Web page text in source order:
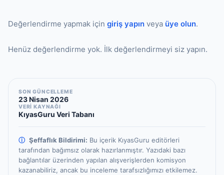
Değerlendirme yapmak için giriş yapın veya üye olun.
Henüz değerlendirme yok. İlk değerlendirmeyi siz yapın.
SON GÜNCELLEME
23 Nisan 2026
VERİ KAYNAĞI
KıyasGuru Veri Tabanı
ⓘ Şeffaflık Bildirimi: Bu içerik KıyasGuru editörleri
tarafından bağımsız olarak hazırlanmıştır. Yazıdaki bazı
bağlantılar üzerinden yapılan alışverişlerden komisyon
kazanabiliriz, ancak bu inceleme tarafsızlığımızı etkilemez.